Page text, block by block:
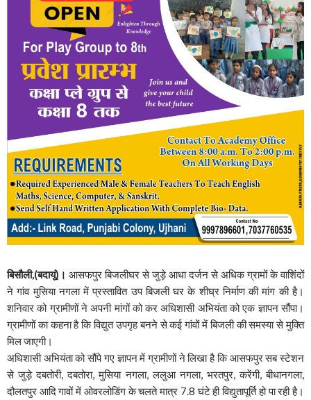
बिसौली,(बदायूं)। आसफपुर बिजलीघर से जुड़े आधा दर्जन से अधिक ग्रामों के वाशिंदों
ने गांव मुसिया नगला में प्रस्तावित उप बिजली घर के शीघ्र निर्माण की मांग की है।
शनिवार को ग्रामीणों ने अपनी मांगों को कर अधिशासी अभियंता को एक ज्ञापन सौंपा।
ग्रामीणों का कहना है कि विद्युत उपगृह बनने से कई गांवों में बिजली की समस्या से मुक्ति
मिल जाएगी।
अधिशासी अभियंता को सौंपे गए ज्ञापन में ग्रामीणों ने लिखा है कि आसफपुर सब स्टेशन
से जुड़े दबतोरी, दबतोरा, मुसिया नगला, ललुआ नगला, भरतपुर, करेंगी, बीधानगला,
दौलतपुर आदि गावों में ओवरलोडिंग के चलते मात्र 7.8 घंटे ही विद्युतापूर्ति हो पा रही है।